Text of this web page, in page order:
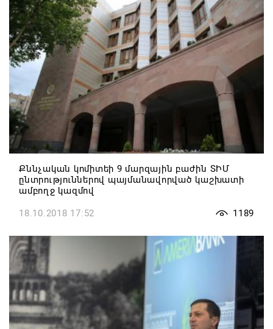
Քննչական կոմիտեի 9 մարզային բաժին ՏԻՄ
ընտրություններով պայմանավորված կաշխատի
ամբողջ կազմով
18.10.2018 17:52 1189